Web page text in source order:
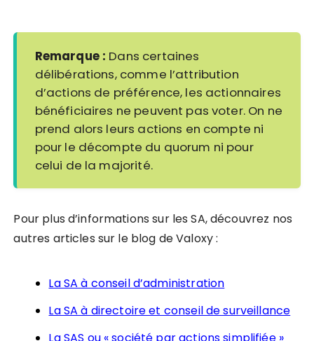
Remarque : Dans certaines
délibérations, comme l’attribution
d’actions de préférence, les actionnaires
bénéficiaires ne peuvent pas voter. On ne
prend alors leurs actions en compte ni
pour le décompte du quorum ni pour
celui de la majorité.
Pour plus d’informations sur les SA, découvrez nos
autres articles sur le blog de Valoxy :
La SA à conseil d’administration
La SA à directoire et conseil de surveillance
La SAS ou « société par actions simplifiée »